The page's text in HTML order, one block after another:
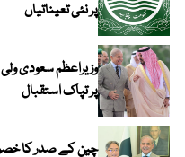
پر نئی تعیناتیاں
وزیراعظم سعودی
پر تپاک استقبال
چین کے صدر کا